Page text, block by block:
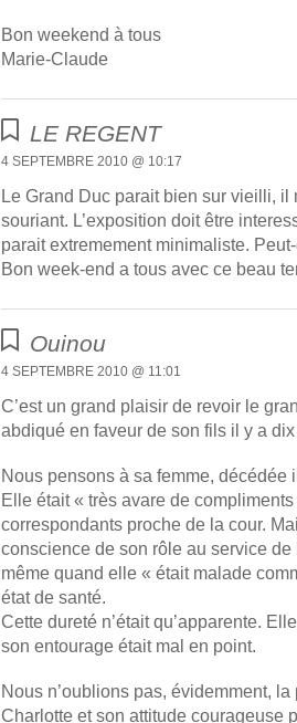
Bon weekend à tous
Marie-Claude
LE REGENT
4 SEPTEMBRE 2010 @ 10:17
Le Grand Duc parait bien sur vieilli,
souriant. L’exposition doit être
parait extremement minimaliste.
Bon week-end a tous avec ce beau
Ouinou
4 SEPTEMBRE 2010 @ 11:01
C’est un grand plaisir de revoir le
abdiqué en faveur de son fils il y a
Nous pensons à sa femme, décédée
Elle était « très avare de
correspondants proche de la cour.
conscience de son rôle au service
même quand elle « était malade
état de santé.
Cette dureté n’était qu’apparente.
son entourage était mal en point.
Nous n’oublions pas, évidemment,
Charlotte et son attitude courageuse